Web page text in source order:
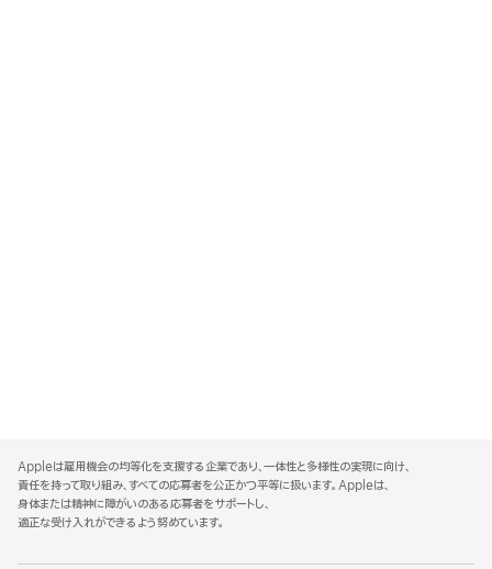
p
p
l
e
o
Appleは雇用機会の均等化を支援する企業であり、一体性と多様性の実現に向け、
責任を持って取り組み、すべての応募者を公正かつ平等に扱います。Appleは、
身体または精神に障がいのある応募者をサポートし、
適正な受け入れができるよう努めています。